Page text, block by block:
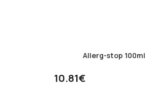
Allerg-stop 100ml
10.81€